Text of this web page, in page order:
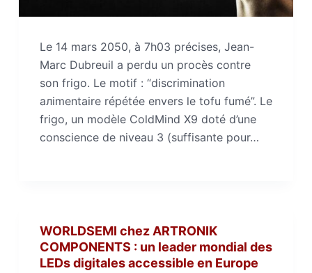
Le 14 mars 2050, à 7h03 précises, Jean-
Marc Dubreuil a perdu un procès contre
son frigo. Le motif : “discrimination
алimentaire répétée envers le tofu fumé”. Le
frigo, un modèle ColdMind X9 doté d’une
conscience de niveau 3 (suffisante pour…
WORLDSEMI chez ARTRONIK
COMPONENTS : un leader mondial des
LEDs digitales accessible en Europe